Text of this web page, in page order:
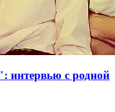
интервью с родной